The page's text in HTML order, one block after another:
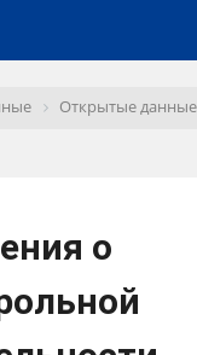
Открытые данные
о